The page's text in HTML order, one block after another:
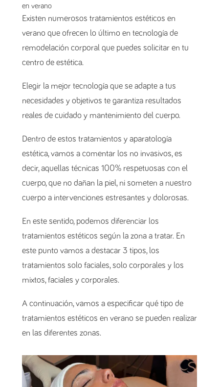
en verano
Existen numerosos tratamientos estéticos en
verano que ofrecen lo último en tecnología de
remodelación corporal que puedes solicitar en tu
centro de estética.
Elegir la mejor tecnología que se adapte a tus
necesidades y objetivos te garantiza resultados
reales de cuidado y mantenimiento del cuerpo.
Dentro de estos tratamientos y aparatología
estética, vamos a comentar los no invasivos, es
decir, aquellas técnicas 100% respetuosas con el
cuerpo, que no dañan la piel, ni someten a nuestro
cuerpo a intervenciones estresantes y dolorosas.
En este sentido, podemos diferenciar los
tratamientos estéticos según la zona a tratar. En
este punto vamos a destacar 3 tipos, los
tratamientos solo faciales, solo corporales y los
mixtos, faciales y corporales.
A continuación, vamos a especificar qué tipo de
tratamientos estéticos en verano se pueden realizar
en las diferentes zonas.